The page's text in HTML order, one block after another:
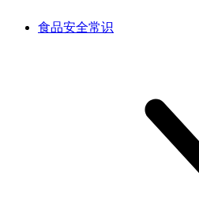
食品安全常识